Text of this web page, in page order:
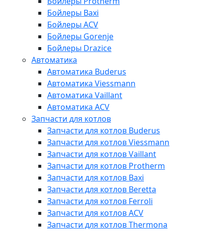
Бойлеры Baxi
Бойлеры ACV
Бойлеры Gorenje
Бойлеры Drazice
Автоматика
Автоматика Buderus
Автоматика Viessmann
Автоматика Vaillant
Автоматика ACV
Запчасти для котлов
Запчасти для котлов Buderus
Запчасти для котлов Viessmann
Запчасти для котлов Vaillant
Запчасти для котлов Protherm
Запчасти для котлов Baxi
Запчасти для котлов Beretta
Запчасти для котлов Ferroli
Запчасти для котлов ACV
Запчасти для котлов Thermona